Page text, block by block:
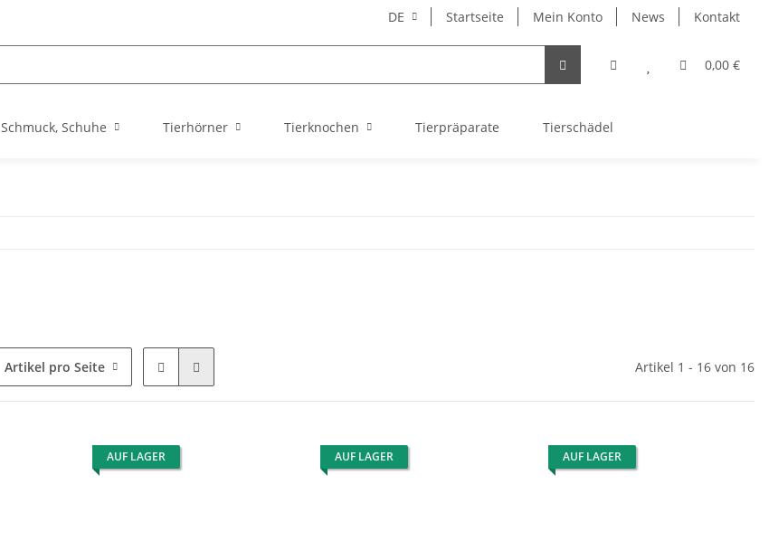
DE Startseite Mein Konto News Kontakt
0,00 €
Schmuck, Schuhe Tierhörner Tierknochen Tierpräparate Tierschädel
Artikel pro Seite Artikel 1 - 16 von 16
AUF LAGER AUF LAGER AUF LAGER